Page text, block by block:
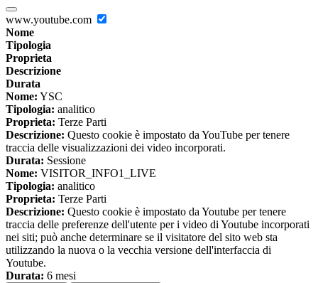
www.youtube.com
Nome
Tipologia
Proprieta
Descrizione
Durata
Nome: YSC
Tipologia: analitico
Proprieta: Terze Parti
Descrizione: Questo cookie è impostato da YouTube per tenere
traccia delle visualizzazioni dei video incorporati.
Durata: Sessione
Nome: VISITOR_INFO1_LIVE
Tipologia: analitico
Proprieta: Terze Parti
Descrizione: Questo cookie è impostato da Youtube per tenere
traccia delle preferenze dell'utente per i video di Youtube incorporati
nei siti; può anche determinare se il visitatore del sito web sta
utilizzando la nuova o la vecchia versione dell'interfaccia di
Youtube.
Durata: 6 mesi